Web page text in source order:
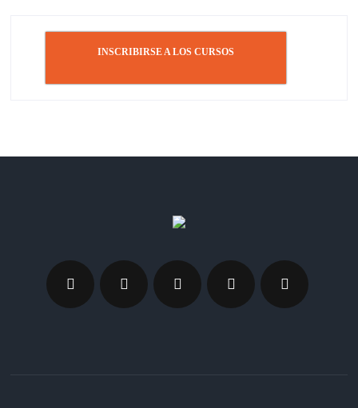
INSCRIBIRSE A LOS CURSOS